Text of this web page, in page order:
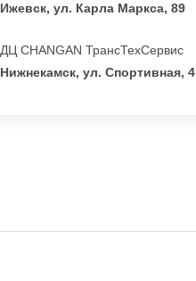
Ижевск, ул. Карла Маркса, 89
ДЦ CHANGAN ТрансТехСервис
Нижнекамск, ул. Спортивная, 4